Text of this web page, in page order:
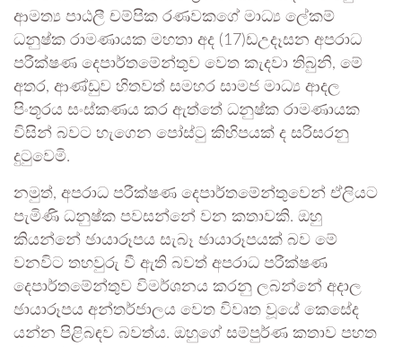
ආමත්‍ය පාඨලී චම්පික රණවකගේ මාධ්‍ය ලේකම්
ධනුෂ්ක රාමණායක මහතා අද (17)ඩඋදෑසන අපරාධ
පරීක්ෂණ දෙපාර්තමේන්තුව වෙත කැදවා තිබුනි, මේ
අතර, ආණ්ඩුව හිතවත් සමහර සාමජ මාධ්‍ය ආදල
පිංතූරය සංස්කණය කර ඇත්තේ ධනුෂ්ක රාමණායක
විසින් බවට හැගෙන පෝස්ටු කිහිපයක් ද සරිසරනු
දුටුවෙමි.
නමුත්, අපරාධ පරීක්ෂණ දෙපාර්තමේන්තුවෙන් ඒලියට
පැමිණි ධනුෂ්ක පවසන්නේ වන කතාවකි. ඔහු
කියන්නේ ඡායාරූපය සැබෑ ඡායාරූපයක් බව මේ
වනවිට තහවුරු වී ඇති බවත් අපරාධ පරීක්ෂණ
දෙපාර්තමේන්තුව විමර්ශනය කරනු ලබන්නේ අදාල
ඡායාරූපය අන්තර්ජාලය වෙත විවෘත වූයේ කෙසේද
යන්න පිළිබඳව බවත්ය. ඔහුගේ සම්පුර්ණ කතාව පහත